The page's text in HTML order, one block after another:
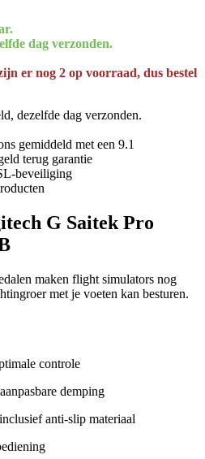
dag verzonden.
er nog 2 op voorraad, dus bestel
dezelfde dag verzonden.
gemiddeld met een 9.1
terug garantie
beveiliging
G Saitek Pro
maken flight simulators nog
met je voeten kan besturen.
controle
demping
anti-slip materiaal